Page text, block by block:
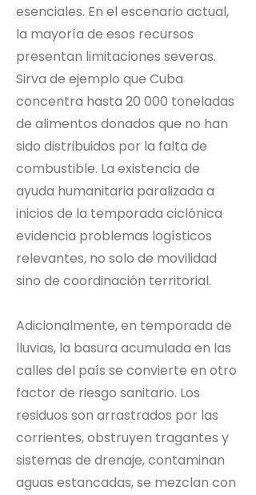
esenciales. En el escenario actual,
la mayoría de esos recursos
presentan limitaciones severas.
Sirva de ejemplo que Cuba
concentra hasta 20 000 toneladas
de alimentos donados que no han
sido distribuidos por la falta de
combustible. La existencia de
ayuda humanitaria paralizada a
inicios de la temporada ciclónica
evidencia problemas logísticos
relevantes, no solo de movilidad
sino de coordinación territorial.
Adicionalmente, en temporada de
lluvias, la basura acumulada en las
calles del país se convierte en otro
factor de riesgo sanitario. Los
residuos son arrastrados por las
corrientes, obstruyen tragantes y
sistemas de drenaje, contaminan
aguas estancadas, se mezclan con